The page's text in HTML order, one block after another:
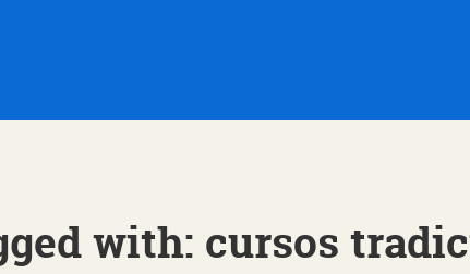
with: cursos